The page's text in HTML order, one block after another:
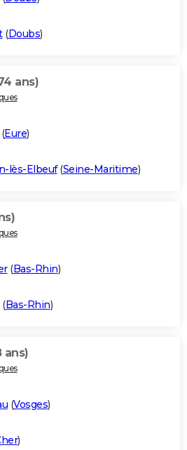
(Doubs)
ans)
(Eure)
lès-Elbeuf(Seine-Maritime)
(Bas-Rhin)
(Bas-Rhin)
ans)
(Vosges)
)